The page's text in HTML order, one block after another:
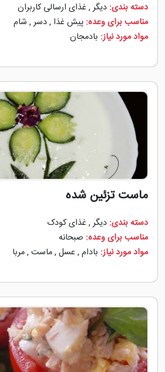
دسته بندی: دیگر, غذای ارسالی کاربران
مناسب برای وعده: پیش غذا ,دسر, شام
مواد مورد نیاز: بادمجان
ماست تزئین شده
دسته بندی: دیگر, غذای کودک
مناسب برای وعده: صبحانه
مواد مورد نیاز: بادام , عسل ,ماست ,مربا